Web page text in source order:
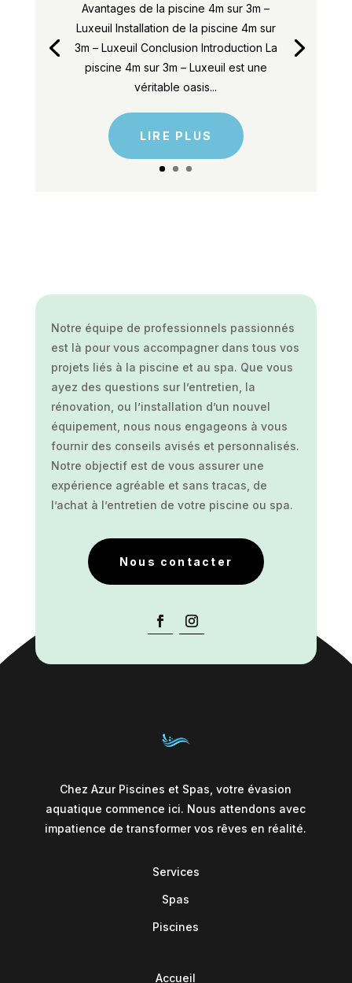
Avantages de la piscine 4m sur 3m –
Luxeuil Installation de la piscine 4m sur
3m – Luxeuil Conclusion Introduction La
piscine 4m sur 3m – Luxeuil est une
véritable oasis...
LIRE PLUS
Notre équipe de professionnels passionnés
est là pour vous accompagner dans tous vos
projets liés à la piscine et au spa. Que vous
ayez des questions sur l’entretien, la
rénovation, ou l’installation d’un nouvel
équipement, nous nous engageons à vous
fournir des conseils avisés et personnalisés.
Notre objectif est de vous assurer une
expérience agréable et sans tracas, de
l’achat à l’entretien de votre piscine ou spa.
Nous contacter
Chez Azur Piscines et Spas, votre évasion
aquatique commence ici. Nous attendons avec
impatience de transformer vos rêves en réalité.
Services
Spas
Piscines
Accueil